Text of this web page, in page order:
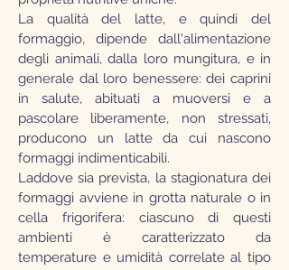
La qualità del latte, e quindi del
formaggio, dipende dall'alimentazione
degli animali, dalla loro mungitura, e in
generale dal loro benessere: dei caprini
in salute, abituati a muoversi e a
pascolare liberamente, non stressati,
producono un latte da cui nascono
formaggi indimenticabili.
Laddove sia prevista, la stagionatura dei
formaggi avviene in grotta naturale o in
cella frigorifera: ciascuno di questi
ambienti è caratterizzato da
temperature e umidità correlate al tipo